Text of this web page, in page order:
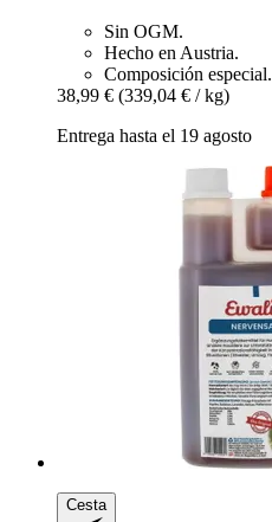
Sin OGM.
Hecho en Austria.
Composición especial.
38,99 € (339,04 € / kg)
Entrega hasta el 19 agosto
Cesta